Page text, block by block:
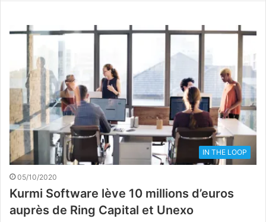
IN THE LOOP
05/10/2020
Kurmi Software lève 10 millions d’euros
auprès de Ring Capital et Unexo